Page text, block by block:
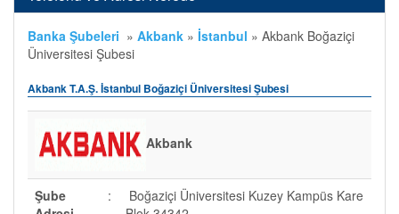
Banka Şubeleri » Akbank » İstanbul » Akbank Boğaziçi
Üniversitesi Şubesi
Akbank T.A.Ş. İstanbul Boğaziçi Üniversitesi Şubesi
Akbank
Şube
:
Boğaziçi Üniversitesi Kuzey Kampüs Kare